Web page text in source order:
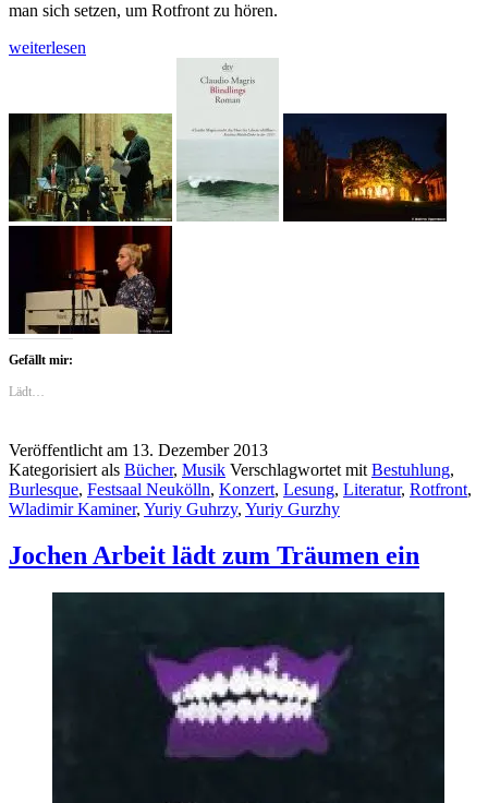
man sich setzen, um Rotfront zu hören.
Kaminer
Literatur
nach
Tönen
weiterlesen
Gefällt mir:
Lädt…
Veröffentlicht am 13. Dezember 2013
Kategorisiert als Bücher, Musik Verschlagwortet mit Bestuhlung,
Burlesque, Festsaal Neukölln, Konzert, Lesung, Literatur, Rotfront,
Wladimir Kaminer, Yuriy Guhrzy, Yuriy Gurzhy
Jochen Arbeit lädt zum Träumen ein